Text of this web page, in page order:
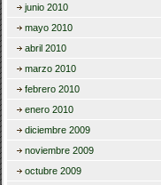
junio 2010
mayo 2010
abril 2010
marzo 2010
febrero 2010
enero 2010
diciembre 2009
noviembre 2009
octubre 2009